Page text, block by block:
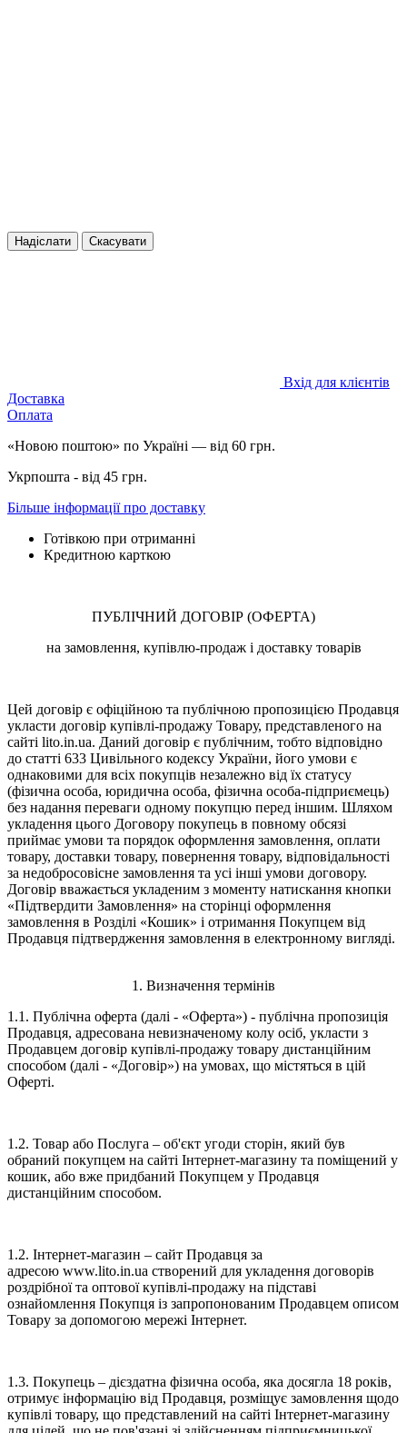
Надіслати Скасувати
Вхід для клієнтів
Доставка
Оплата
«Новою поштою» по Україні — від 60 грн.
Укрпошта - від 45 грн.
Більше інформації про доставку
Готівкою при отриманні
Кредитною карткою
ПУБЛІЧНИЙ ДОГОВІР (ОФЕРТА)
на замовлення, купівлю-продаж і доставку товарів
Цей договір є офіційною та публічною пропозицією Продавця
укласти договір купівлі-продажу Товару, представленого на
сайті lito.in.ua. Даний договір є публічним, тобто відповідно
до статті 633 Цивільного кодексу України, його умови є
однаковими для всіх покупців незалежно від їх статусу
(фізична особа, юридична особа, фізична особа-підприємець)
без надання переваги одному покупцю перед іншим. Шляхом
укладення цього Договору покупець в повному обсязі
приймає умови та порядок оформлення замовлення, оплати
товару, доставки товару, повернення товару, відповідальності
за недобросовісне замовлення та усі інші умови договору.
Договір вважається укладеним з моменту натискання кнопки
«Підтвердити Замовлення» на сторінці оформлення
замовлення в Розділі «Кошик» і отримання Покупцем від
Продавця підтвердження замовлення в електронному вигляді.
1. Визначення термінів
1.1. Публічна оферта (далі - «Оферта») - публічна пропозиція
Продавця, адресована невизначеному колу осіб, укласти з
Продавцем договір купівлі-продажу товару дистанційним
способом (далі - «Договір») на умовах, що містяться в цій
Оферті.
1.2. Товар або Послуга – об'єкт угоди сторін, який був
обраний покупцем на сайті Інтернет-магазину та поміщений у
кошик, або вже придбаний Покупцем у Продавця
дистанційним способом.
1.2. Інтернет-магазин – сайт Продавця за
адресою www.lito.in.ua створений для укладення договорів
роздрібної та оптової купівлі-продажу на підставі
ознайомлення Покупця із запропонованим Продавцем описом
Товару за допомогою мережі Інтернет.
1.3. Покупець – дієздатна фізична особа, яка досягла 18 років,
отримує інформацію від Продавця, розміщує замовлення щодо
купівлі товару, що представлений на сайті Інтернет-магазину